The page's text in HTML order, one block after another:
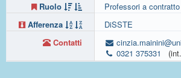
Ruolo
Afferenza
Contatti
Professori a contratto
DiSSTE
0321 375331